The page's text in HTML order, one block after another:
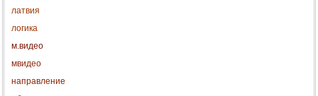
латвия
логика
м.видео
мвидео
направление